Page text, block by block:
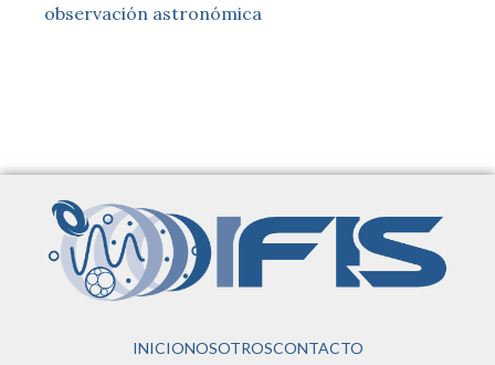
observación astronómica
INICIONOSOTROSCONTACTO